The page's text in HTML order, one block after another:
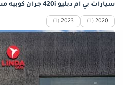
سيارات بي أم دبليو 420i جران كوبيه مستعملة للبيع في دبي
2020
(1)
2023
(1)